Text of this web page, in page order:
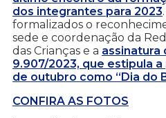
dos integrantes para 2023
formalizados o
sede e coordenação da
das Crianças e a assinatura
9.907/2023, que estipula
de outubro como “Dia do
CONFIRA AS FOTOS